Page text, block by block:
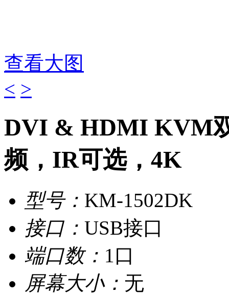
查看大图
< >
DVI & HDMI KVM
频，IR可选，4K
型号： KM-1502DK
接口： USB接口
端口数： 1口
屏幕大小： 无